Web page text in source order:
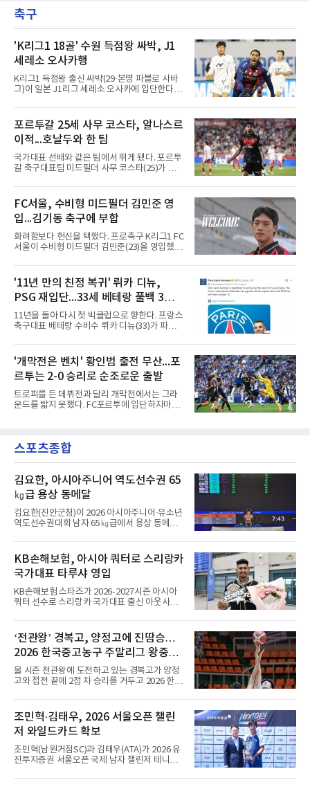
적으로 FA 자격으로 팀을 떠난 김범수는 KIA 타
이거즈로 유니폼을 갈아입
다.미저로우스키는 10일(한국시간) 미국 위스콘
신주 밀워키 아메리칸패밀리필드에서 열린 미네
실점을 기록했다. 3회 첫 타자 앨런 로든을 헛스
윙 삼진으로 처리하며 시즌 200번째 삼진을 잡
았다.기록의 무게가 남다르다. 그는 129⅓이닝
만에 200탈삼진에 도달해 밀워키 구단 최소 이
닝 신기록을 세웠다. MLB닷컴이 엘리어스 스포
츠뷰로 자료를 인용해 소개한 바에
축구
'K리그1 18골' 수원 득점왕 싸박, J1
세레소 오사카행
K리그1 득점왕 출신 싸박(29·본명 파블로 사바
그)이 일본 J1리그 세레소 오사카에 입단한다.세
아버지와 팔레스타인인 어머니 사이에서 콜롬비
아 바랑키야에서 태어난 그는 콜롬비아·시리아
국적을 갖고 있다.190㎝ 신장을 활용한 플레이
가 강점인 싸박은 데포르티보 칼리에서 데뷔해
톤델라(포르투갈), 뉴웰스 올드 보이스(아르헨
티나)를 거쳐 2025년 수원FC에 합류했다. 지난
해 플레이오프 2경기(1골)를 포함해 리그 36경
해는 리비아 1부 알아흘리 트리폴리에서 뛰었
다. 2024년부터 시리아 국가대표로
포르투갈 25세 사무 코스타, 알나스르
이적...호날두와 한 팀
국가대표 선배와 같은 팀에서 뛰게 됐다. 포르투
갈 축구대표팀 미드필더 사무 코스타(25)가 사
스티아누 호날두와 함께한다.사우디 프로리그
디펜딩 챔피언 알나스르는 9일(현지시간) 스페
인 라리가 마요르카에서 코스타를 영입했다고
발표했다. 구단은 사회관계망서비스(SNS)에 여
정이 시작된다며, 전투에서 승리한 기사가 갑옷
을 벗자 팀 유니폼을 입은 코스타가 나타나는 영
상을 함께 올렸다. 마요르카도 이적 합의를 알리
서 프로에 데뷔한 2000년생 수비형 미드필더인
그는 UD 알메리아(스페인)를 거
FC서울, 수비형 미드필더 김민준 영
입...김기동 축구에 부합
화려함보다 헌신을 택했다. 프로축구 K리그1 FC
서울이 수비형 미드필더 김민준(23)을 영입했다
은 대학 무대를 지나 최근 K4리그 서산 파이오니
아FC에서 뛰었다. 180㎝의 신장을 갖춘 그에 대
해 서울 구단은 활동량과 기동력, 중원에서 공수
균형을 잡아주는 플레이가 강점이라고 설명했
다.영입 배경은 감독의 축구 색깔과 맞닿아 있다.
서울은 화려하지 않아도 끊임없이 움직이며 팀
에 헌신하는 김민준의 플레이를 높이 샀다. 많은
니라 성장 가능성까지 고려해 영입을 결정했다.
효과도 기대된다. K리그1
'11년 만의 친정 복귀' 뤼카 디뉴,
PSG 재입단...33세 베테랑 풀백 3년
계약
11년을 돌아 다시 첫 빅클럽으로 향한다. 프랑스
축구대표 베테랑 수비수 뤼카 디뉴(33)가 파리
10일(한국시간) 애스턴 빌라(잉글랜드)에서 뛰
어온 디뉴를 재영입했다고 발표했다. 계약 기간
은 2029년까지 3년이며, 등번호는 12번이다. 구
체적인 이적료는 공개되지 않았으나 영국 BBC
는 PSG가 왼쪽 풀백 디뉴의 바이아웃인 850만
파운드(약 162억원)를 애스턴 빌라에 지불하기
로 했다고 전했다.돌아오는 길은 길었다. 프랑스
프랑스컵 1회, 리그컵 2회 우승 등을 경험했다.
이후 AS로마 임대와 바르셀로나(스페
'개막전은 벤치' 황인범 출전 무산...포
르투는 2-0 승리로 순조로운 출발
트로피를 든 데뷔전과 달리 개막전에서는 그라
운드를 밟지 못했다. FC포르투에 입단하자마자
이스타디우 두 드라강에서 열린 알베르카와의
2026-2027 포르투갈 프리메이라리가 1라운드
킥에서 나왔다. 전반 9분 안드레 실바가 상대 골
키퍼의 반칙으로 얻은 페널티킥을 직접 성공시
켰고, 전반 44분에는 가브리 베이가가 또 한 번
의 페널티킥을 침착하게 마무리했다.이로써 지
난 시즌 챔피언 포르투는 리그 2연패이자 통산
32번째 우승을 향한 첫발을 기분 좋
스포츠종합
김요한, 아시아주니어 역도선수권 65
㎏급 용상 동메달
김요한(진안군청)이 2026 아시아주니어·유소년
역도선수권대회 남자 65㎏급에서 용상 동메달
탄 타슈켄트에서 열린 경기에서 용상 156㎏으
로 3위에 올랐다. 인상은 123㎏으로 8위였고, 합
계 279㎏을 기록해 종합 5위로 대회를 마쳤다.
우승은 인상 134㎏, 용상 157㎏, 합계 291㎏으
로 세 부문을 석권한 베트남의 호앙 상 탁이 차지
했다. 인도의 마하라잔 아루무가판디안이 합계
285㎏(인상 128㎏·용상 157㎏)으로 2위, 카자
KB손해보험, 아시아 쿼터로 스리랑카
국가대표 타루샤 영입
KB손해보험 스타즈가 2026-2027시즌 아시아
쿼터 선수로 스리랑카 국가대표 출신 아웃사이
입했다.타루샤는 국가대표팀 일정을 마치고 10
일 인천국제공항으로 입국했다. 스리랑카 대표
팀 주전 공격수인 그는 195㎝ 신장과 탄력을 바
탕으로 높은 스파이크 타점과 블로킹 능력을 갖
췄다는 평가를 받는다. 지난 7월 파키스탄에서
열린 CAVA 챔피언스컵에서는 팀을 3위로 이끌
며 베스트 윙 스파이커상을 받았다.구단 관계자
도움이 될 것으로 보고 영입했다고 밝혔다.타루
샤는 KB스타즈 합류가 기쁘다며, V리그
‘전관왕’ 경복고, 양정고에 진땀승…
2026 한국중고농구 주말리그 왕중왕
전 8강 진출
올 시즌 전관왕에 도전하고 있는 경복고가 양정
고와 접전 끝에 2점 차 승리를 거두고 2026 한국
복고는 10일 전남 해남 우슬체육관에서 열린 대
회 남고부 16강전에서 송영훈이 29점을 몰아넣
는 맹활약을 펼친 데 힘입어 양정고를 76-74로
물리쳤다.이로써 8강에 오른 경복고는 계성고를
82-56으로 꺾고 올라온 인헌고와 4강 진출을 놓
고 맞붙게 됐다.경복고는 경기 초반부터 양정고
의 적극적인 공세에 고전했다. 1쿼터를 23-23으
조민혁·김태우, 2026 서울오픈 챌린
저 와일드카드 확보
조민혁(남원거점SC)과 김태우(ATA)가 2026 유
진투자증권 서울오픈 국제 남자 챌린저 테니스
회는 10일 조민혁이 본선, 김태우가 예선 와일드